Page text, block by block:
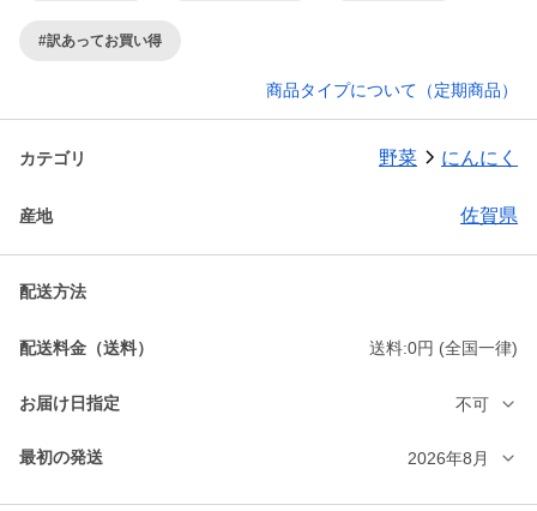
#訳あってお買い得
商品タイプについて（定期商品）
カテゴリ 野菜 にんにく
産地 佐賀県
配送方法
配送料金（送料） 送料:0円 (全国一律)
お届け日指定 不可
最初の発送 2026年8月